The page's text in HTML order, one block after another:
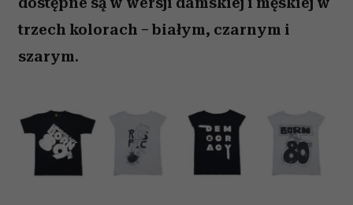
trzech kolorach – białym, czarnym i
szarym.